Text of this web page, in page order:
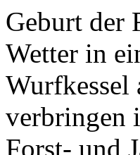
Geburt der
Wetter in
Wurfkessel
verbringen
Forst- und